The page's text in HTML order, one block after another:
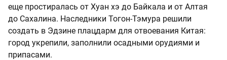
еще простиралась от Хуан хэ до Байкала и от Алтая
до Сахалина. Наследники Тогон-Тэмура решили
создать в Эдзине плацдарм для отвоевания Китая:
город укрепили, заполнили осадными орудиями и
припасами.